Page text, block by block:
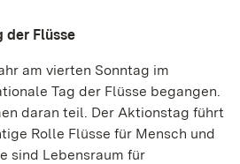
der Flüsse
am vierten Sonntag im
Tag der Flüsse begangen.
daran teil. Der Aktionstag führt
Rolle Flüsse für Mensch und
sind Lebensraum für